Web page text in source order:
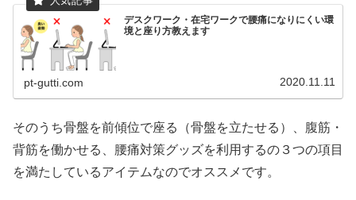
デスクワーク・在宅ワークで腰痛になりにくい環
境と座り方教えます
pt-gutti.com 2020.11.11
そのうち骨盤を前傾位で座る（骨盤を立たせる）、腹筋・
背筋を働かせる、腰痛対策グッズを利用するの３つの項目
を満たしているアイテムなのでオススメです。